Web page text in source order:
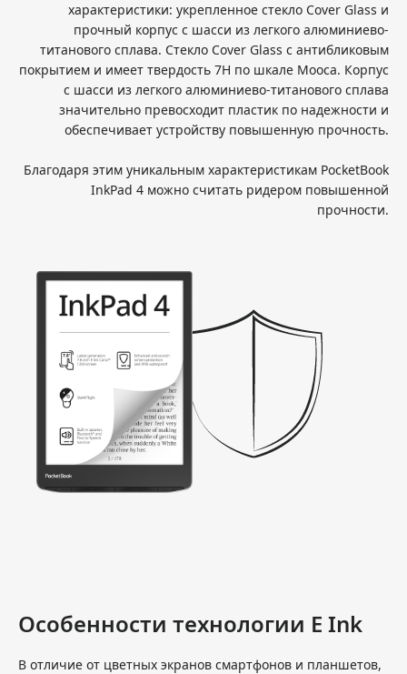
характеристики: укрепленное стекло Cover Glass и
прочный корпус с шасси из легкого алюминиево-
титанового сплава. Стекло Cover Glass с антибликовым
покрытием и имеет твердость 7Н по шкале Мооса. Корпус
с шасси из легкого алюминиево-титанового сплава
значительно превосходит пластик по надежности и
обеспечивает устройству повышенную прочность.
Благодаря этим уникальным характеристикам PocketBook
InkPad 4 можно считать ридером повышенной
прочности.
Особенности технологии E Ink
В отличие от цветных экранов смартфонов и планшетов,